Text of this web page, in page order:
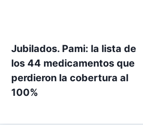
Jubilados. Pami: la lista de
los 44 medicamentos que
perdieron la cobertura al
100%